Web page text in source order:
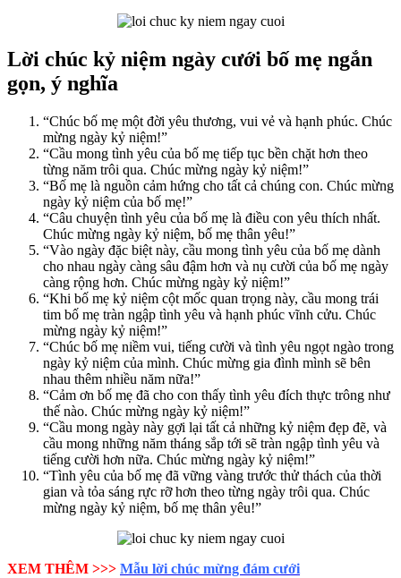
Lời chúc kỷ niệm ngày cưới bố mẹ ngắn
gọn, ý nghĩa
“Chúc bố mẹ một đời yêu thương, vui vẻ và hạnh phúc. Chúc
mừng ngày kỷ niệm!”
“Cầu mong tình yêu của bố mẹ tiếp tục bền chặt hơn theo
từng năm trôi qua. Chúc mừng ngày kỷ niệm!”
“Bố mẹ là nguồn cảm hứng cho tất cả chúng con. Chúc mừng
ngày kỷ niệm của bố mẹ!”
“Câu chuyện tình yêu của bố mẹ là điều con yêu thích nhất.
Chúc mừng ngày kỷ niệm, bố mẹ thân yêu!”
“Vào ngày đặc biệt này, cầu mong tình yêu của bố mẹ dành
cho nhau ngày càng sâu đậm hơn và nụ cười của bố mẹ ngày
càng rộng hơn. Chúc mừng ngày kỷ niệm!”
“Khi bố mẹ kỷ niệm cột mốc quan trọng này, cầu mong trái
tim bố mẹ tràn ngập tình yêu và hạnh phúc vĩnh cửu. Chúc
mừng ngày kỷ niệm!”
“Chúc bố mẹ niềm vui, tiếng cười và tình yêu ngọt ngào trong
ngày kỷ niệm của mình. Chúc mừng gia đình mình sẽ bên
nhau thêm nhiều năm nữa!”
“Cảm ơn bố mẹ đã cho con thấy tình yêu đích thực trông như
thế nào. Chúc mừng ngày kỷ niệm!”
“Cầu mong ngày này gợi lại tất cả những kỷ niệm đẹp đẽ, và
cầu mong những năm tháng sắp tới sẽ tràn ngập tình yêu và
tiếng cười hơn nữa. Chúc mừng ngày kỷ niệm!”
“Tình yêu của bố mẹ đã vững vàng trước thử thách của thời
gian và tỏa sáng rực rỡ hơn theo từng ngày trôi qua. Chúc
mừng ngày kỷ niệm, bố mẹ thân yêu!”
XEM THÊM >>> Mẫu lời chúc mừng đám cưới